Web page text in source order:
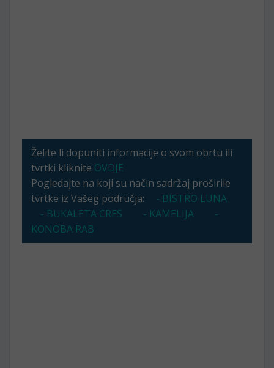
Želite li dopuniti informacije o svom obrtu ili
tvrtki kliknite OVDJE
Pogledajte na koji su način sadržaj proširile
tvrtke iz Vašeg područja:
- BISTRO LUNA
- BUKALETA CRES
- KAMELIJA
-
KONOBA RAB